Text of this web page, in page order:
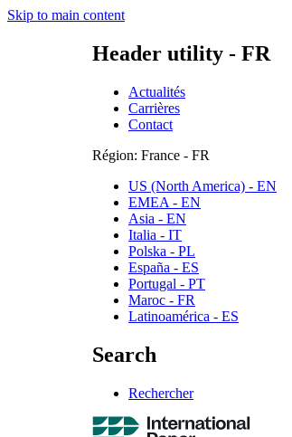
Skip to main content
Header utility - FR
Actualités
Carrières
Contact
Région: France - FR
US (North America) - EN
EMEA - EN
Asia - EN
Italia - IT
Polska - PL
España - ES
Portugal - PT
Maroc - FR
Latinoamérica - ES
Search
Rechercher